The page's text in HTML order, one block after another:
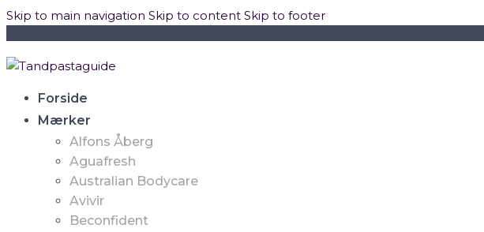
Skip to main navigation Skip to content Skip to footer
Forside
Mærker
Alfons Åberg
Aguafresh
Australian Bodycare
Avivir
Beconfident